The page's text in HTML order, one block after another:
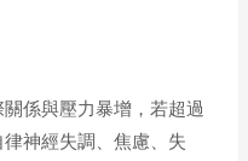
係與壓力暴增，若超過
神經失調、焦慮、失